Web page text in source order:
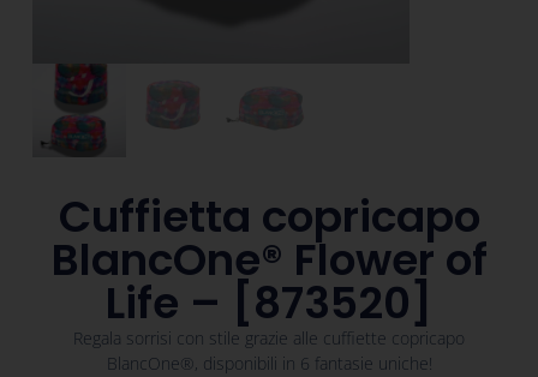
Cuffietta copricapo
BlancOne® Flower of
Life – [873520]
Regala sorrisi con stile grazie alle cuffiette copricapo
BlancOne®, disponibili in 6 fantasie uniche!